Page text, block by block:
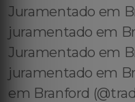
Juramentado em
juramentado em
Juramentado em
juramentado em
em Branford